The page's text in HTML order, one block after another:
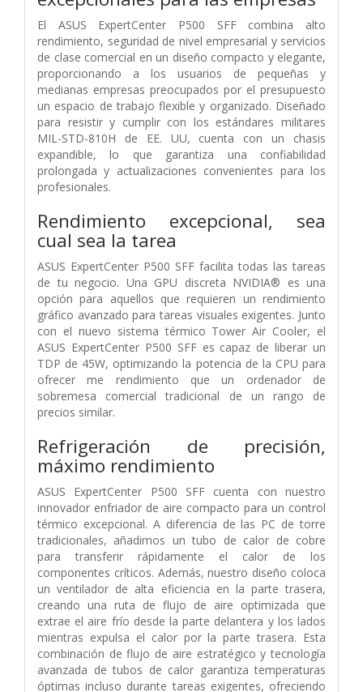
El ASUS ExpertCenter P500 SFF combina alto
rendimiento, seguridad de nivel empresarial y servicios
de clase comercial en un diseño compacto y elegante,
proporcionando a los usuarios de pequeñas y
medianas empresas preocupados por el presupuesto
un espacio de trabajo flexible y organizado. Diseñado
para resistir y cumplir con los estándares militares
MIL-STD-810H de EE. UU, cuenta con un chasis
expandible, lo que garantiza una confiabilidad
prolongada y actualizaciones convenientes para los
profesionales.
Rendimiento excepcional, sea
cual sea la tarea
ASUS ExpertCenter P500 SFF facilita todas las tareas
de tu negocio. Una GPU discreta NVIDIA® es una
opción para aquellos que requieren un rendimiento
gráfico avanzado para tareas visuales exigentes. Junto
con el nuevo sistema térmico Tower Air Cooler, el
ASUS ExpertCenter P500 SFF es capaz de liberar un
TDP de 45W, optimizando la potencia de la CPU para
ofrecer me rendimiento que un ordenador de
sobremesa comercial tradicional de un rango de
precios similar.
Refrigeración de precisión,
máximo rendimiento
ASUS ExpertCenter P500 SFF cuenta con nuestro
innovador enfriador de aire compacto para un control
térmico excepcional. A diferencia de las PC de torre
tradicionales, añadimos un tubo de calor de cobre
para transferir rápidamente el calor de los
componentes críticos. Además, nuestro diseño coloca
un ventilador de alta eficiencia en la parte trasera,
creando una ruta de flujo de aire optimizada que
extrae el aire frío desde la parte delantera y los lados
mientras expulsa el calor por la parte trasera. Esta
combinación de flujo de aire estratégico y tecnología
avanzada de tubos de calor garantiza temperaturas
óptimas incluso durante tareas exigentes, ofreciendo